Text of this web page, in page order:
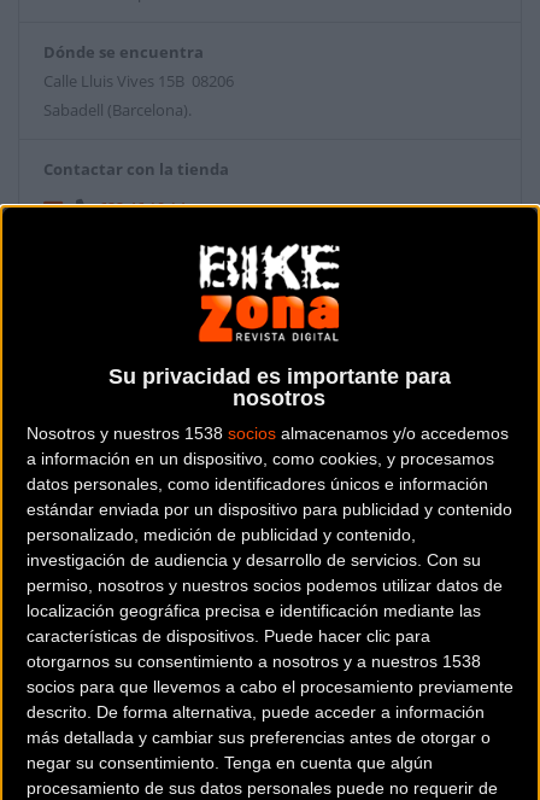
Su privacidad es importante para
nosotros
Nosotros y nuestros 1538 socios almacenamos y/o accedemos
a información en un dispositivo, como cookies, y procesamos
datos personales, como identificadores únicos e información
estándar enviada por un dispositivo para publicidad y contenido
personalizado, medición de publicidad y contenido,
investigación de audiencia y desarrollo de servicios. Con su
permiso, nosotros y nuestros socios podemos utilizar datos de
localización geográfica precisa e identificación mediante las
características de dispositivos. Puede hacer clic para
otorgarnos su consentimiento a nosotros y a nuestros 1538
socios para que llevemos a cabo el procesamiento previamente
descrito. De forma alternativa, puede acceder a información
más detallada y cambiar sus preferencias antes de otorgar o
negar su consentimiento. Tenga en cuenta que algún
procesamiento de sus datos personales puede no requerir de
Dónde se encuentra
Calle Lluis Vives 15B 08206
Sabadell (Barcelona).
Contactar con la tienda
622 46 19 14
Web y RRSS de la tienda
Terms of use © 1987–2026 HERE
200 km
¿Eres el propietario de esta tienda? Descubre cómo hacerte tienda
Premium para llegar a más clientes.